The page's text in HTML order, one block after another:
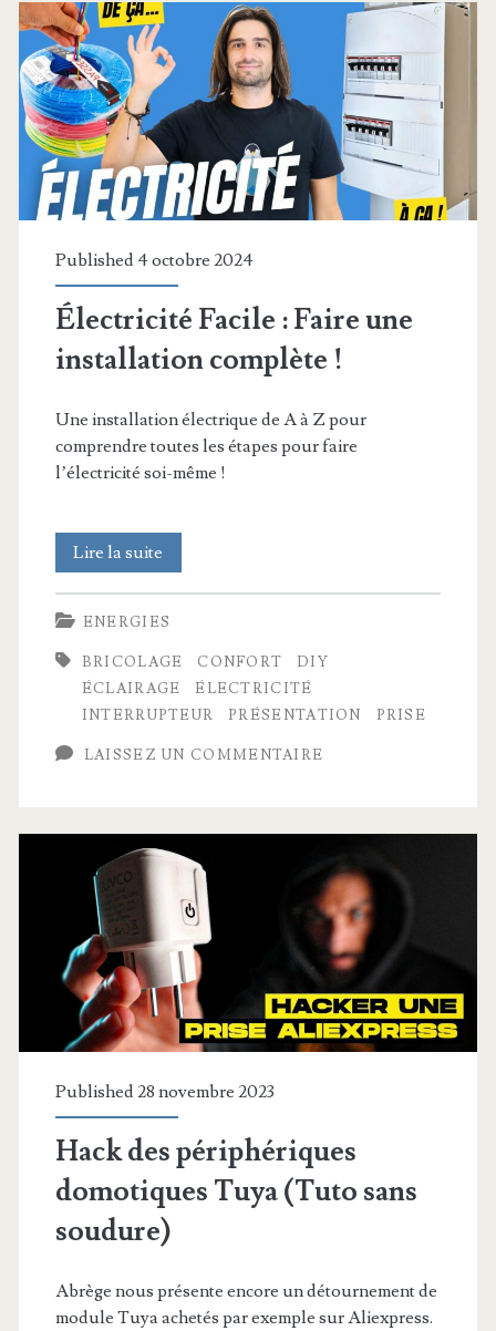
Published 4 octobre 2024
Électricité Facile : Faire une
installation complète !
Une installation électrique de A à Z pour
comprendre toutes les étapes pour faire
l’électricité soi-même !
Lire la suite
Facile
:
Faire
une
installation
!
ENERGIES
BRICOLAGE CONFORT
DIY
ÉCLAIRAGE
ÉLECTRICITÉ
INTERRUPTEUR
PRÉSENTATION PRISE
LAISSEZ UN COMMENTAIRE
Published 28 novembre 2023
Hack des périphériques
domotiques Tuya (Tuto sans
soudure)
Abrège nous présente encore un détournement de
module Tuya achetés par exemple sur Aliexpress.